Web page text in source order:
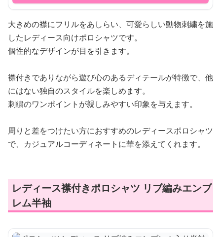
大きめの襟にフリルをあしらい、可愛らしい動物刺繍を施
したレディース向けポロシャツです。
個性的なデザインが目を引きます。
襟付きでありながら遊び心のあるディテールが特徴で、他
にはない独自のスタイルを楽しめます。
刺繍のワンポイントが親しみやすい印象を与えます。
周りと差をつけたい方におすすめのレディースポロシャツ
で、カジュアルコーディネートに華を添えてくれます。
レディース襟付きポロシャツ リブ編みエンブ
レム半袖